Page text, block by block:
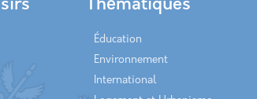
Thématiques
Éducation
Environnement
International